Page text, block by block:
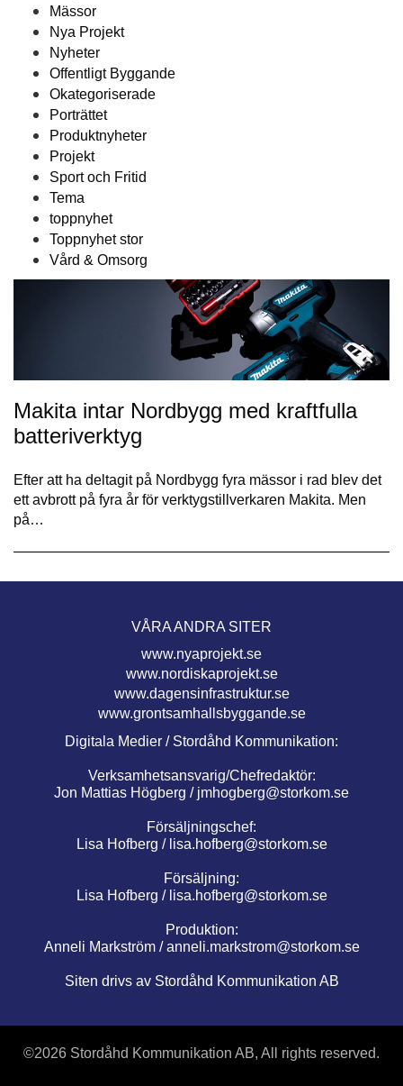
Mässor
Nya Projekt
Nyheter
Offentligt Byggande
Okategoriserade
Porträttet
Produktnyheter
Projekt
Sport och Fritid
Tema
toppnyhet
Toppnyhet stor
Vård & Omsorg
Makita intar Nordbygg med kraftfulla
batteriverktyg
Efter att ha deltagit på Nordbygg fyra mässor i rad blev det
ett avbrott på fyra år för verktygstillverkaren Makita. Men
på…
VÅRA ANDRA SITER
www.nyaprojekt.se
www.nordiskaprojekt.se
www.dagensinfrastruktur.se
www.grontsamhallsbyggande.se
Digitala Medier / Stordåhd Kommunikation:
Verksamhetsansvarig/Chefredaktör:
Jon Mattias Högberg / jmhogberg@storkom.se
Försäljningschef:
Lisa Hofberg / lisa.hofberg@storkom.se
Försäljning:
Lisa Hofberg / lisa.hofberg@storkom.se
Produktion:
Anneli Markström /anneli.markstrom@storkom.se
Siten drivs av Stordåhd Kommunikation AB
©2026 Stordåhd Kommunikation AB, All rights reserved.